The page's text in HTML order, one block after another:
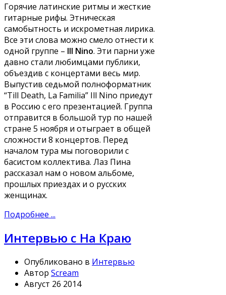
Горячие латинские ритмы и жесткие
гитарные рифы. Этническая
самобытность и искрометная лирика.
Все эти слова можно смело отнести к
одной группе – Ill Nino. Эти парни уже
давно стали любимцами публики,
объездив с концертами весь мир.
Выпустив седьмой полноформатник
“Till Death, La Familia” Ill Nino приедут
в Россию с его презентацией. Группа
отправится в большой тур по нашей
стране 5 ноября и отыграет в общей
сложности 8 концертов. Перед
началом тура мы поговорили с
басистом коллектива. Лаз Пина
рассказал нам о новом альбоме,
прошлых приездах и о русских
женщинах.
Подробнее ...
Интервью с На Краю
Опубликовано в Интервью
Автор Scream
Август 26 2014